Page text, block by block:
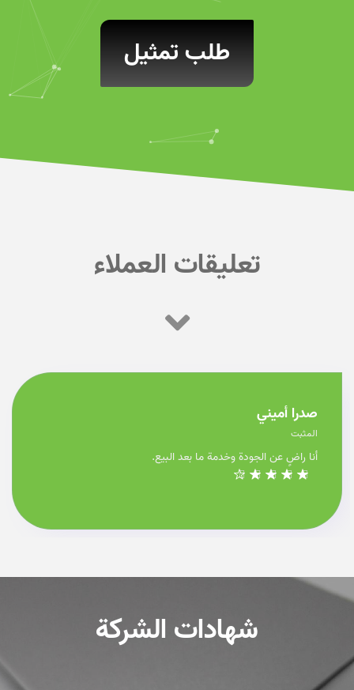
طلب تمثيل
تعليقات العملاء
صدرا أميني
المثبت
أنا راضٍ عن الجودة وخدمة ما بعد البيع.
شهادات الشركة